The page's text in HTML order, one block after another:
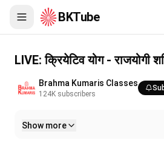
BKTube
LIVE: क्रियेटिव योग -
Brahma Kumaris Classes
124K subscribers
Show more